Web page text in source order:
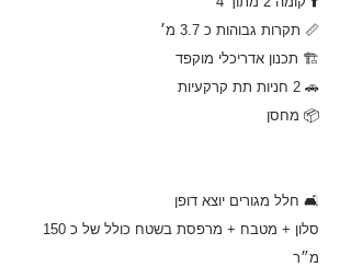
📏 תקרות גבוהות כ 3.7 מ׳
🏗️ תכנון אדריכלי מוקפד
🚗 2 חניות תת קרקעיות
📦 מחסן
🛋️ חלל מגורים יוצא דופן
סלון + מטבח + מרפסת בשטח כולל של כ 150
מ״ר